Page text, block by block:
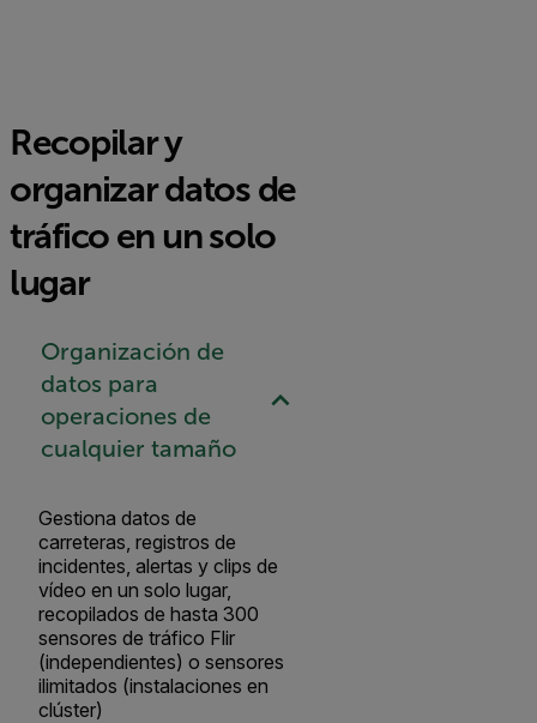
Recopilar y
organizar datos de
tráfico en un solo
lugar
Organización de
datos para
operaciones de
cualquier tamaño
Gestiona datos de
carreteras, registros de
incidentes, alertas y clips de
vídeo en un solo lugar,
recopilados de hasta 300
sensores de tráfico Flir
(independientes) o sensores
ilimitados (instalaciones en
clúster)